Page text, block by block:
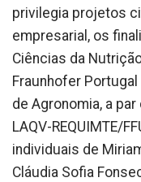
privilegia projetos
empresarial, os
Ciências da
Fraunhofer
de Agronomia, a
LAQV-REQUIMTE/
individuais de
Cláudia Sofia